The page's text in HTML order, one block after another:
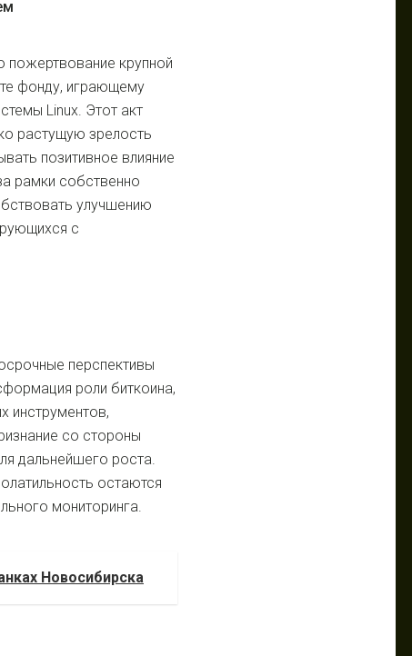
крупной
фонду, играющему
Linux. Этот акт
растущую зрелость
позитивное влияние
рамки собственно
улучшению
с
перспективы
роли биткоина,
инструментов,
со стороны
дальнейшего роста.
остаются
мониторинга.
Новосибирска